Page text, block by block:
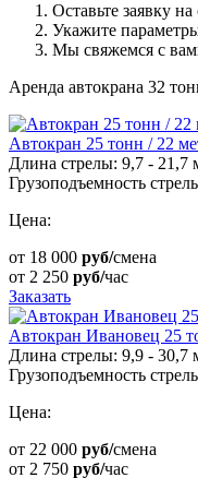
Оставьте заявку
Укажите
Мы свяжемся с
Аренда автокрана 32
Автокран 25 тонн / 22
Длина стрелы: 9,7 - 21,7
Грузоподъемность
Цена:
от 18 000 руб/смена
от 2 250 руб/час
Заказать
Автокран Ивановец 25
Длина стрелы: 9,9 - 30,7
Грузоподъемность
Цена:
от 22 000 руб/смена
от 2 750 руб/час